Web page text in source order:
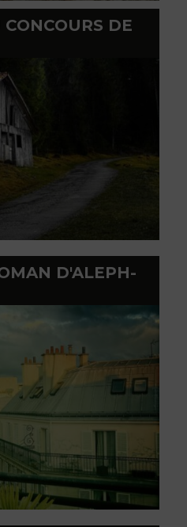
DE
D'ALEPH-